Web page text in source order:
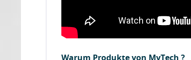
Warum Produkte von MyTech ?